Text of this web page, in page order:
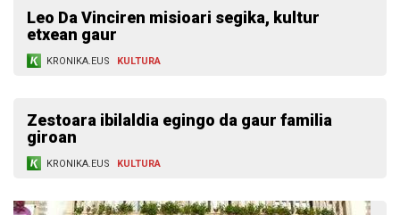
Leo Da Vinciren misioari segika, kultur
etxean gaur
KRONIKA.EUS KULTURA
Zestoara ibilaldia egingo da gaur familia
giroan
KRONIKA.EUS KULTURA